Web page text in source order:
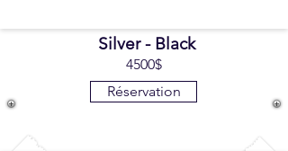
Silver - Black
4500$
Réservation